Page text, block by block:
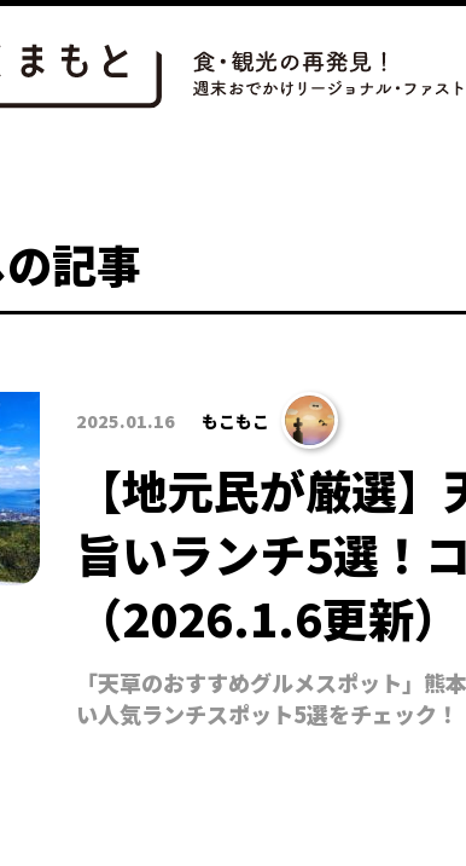
記事
2025.01.16 もこもこ
【地元民が厳選
旨いランチ5選！
（2026.1.6更新）
「天草のおすすめグルメスポット」熊
い人気ランチスポット5選をチェック！